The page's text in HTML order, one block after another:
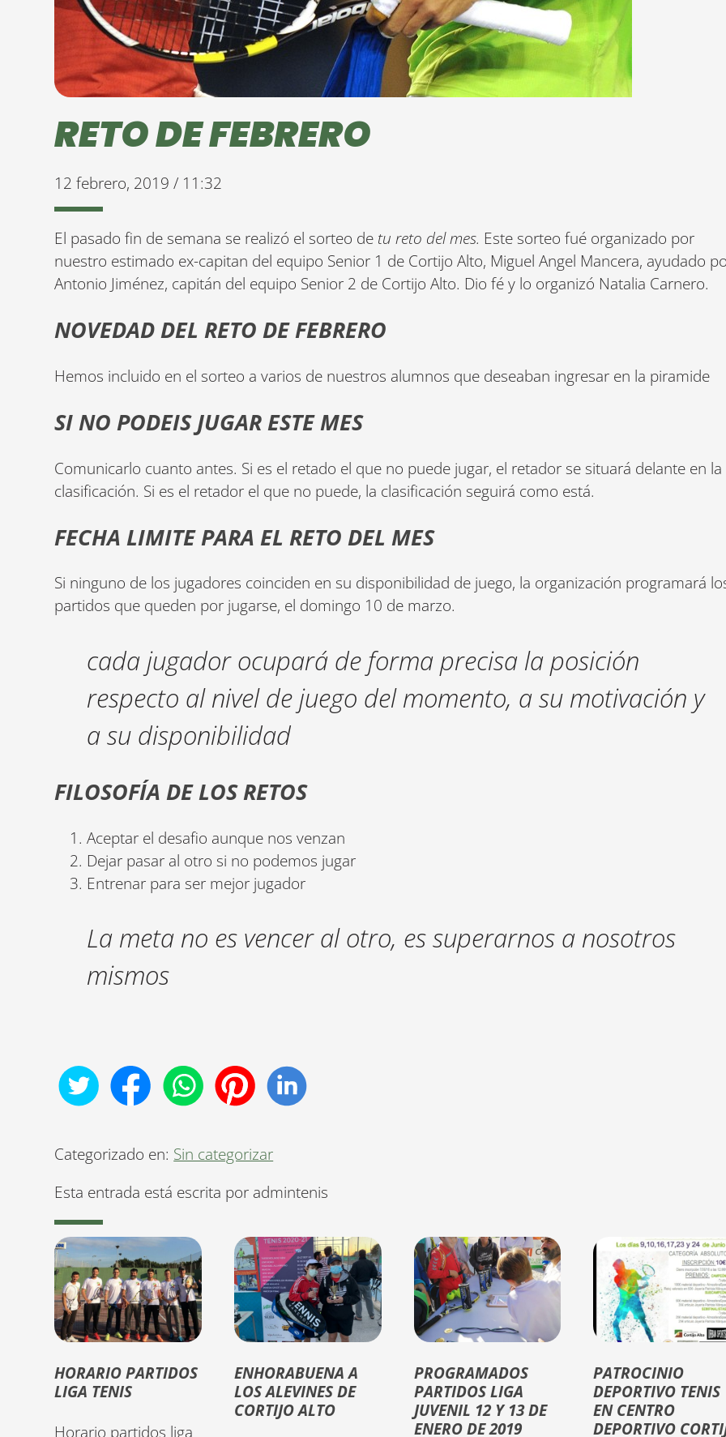
RETO DE FEBRERO
12 febrero, 2019 / 11:32
El pasado fin de semana se realizó el sorteo de tu reto del mes. Este sorteo fué organizado por
nuestro estimado ex-capitan del equipo Senior 1 de Cortijo Alto, Miguel Angel Mancera, ayudado
Antonio Jiménez, capitán del equipo Senior 2 de Cortijo Alto. Dio fé y lo organizó Natalia Carnero.
NOVEDAD DEL RETO DE FEBRERO
Hemos incluido en el sorteo a varios de nuestros alumnos que deseaban ingresar en la piramide
SI NO PODEIS JUGAR ESTE MES
Comunicarlo cuanto antes. Si es el retado el que no puede jugar, el retador se situará delante en la
clasificación. Si es el retador el que no puede, la clasificación seguirá como está.
FECHA LIMITE PARA EL RETO DEL MES
Si ninguno de los jugadores coinciden en su disponibilidad de juego, la organización programará
partidos que queden por jugarse, el domingo 10 de marzo.
cada jugador ocupará de forma precisa la posición
respecto al nivel de juego del momento, a su motivación y
a su disponibilidad
FILOSOFÍA DE LOS RETOS
Aceptar el desafio aunque nos venzan
Dejar pasar al otro si no podemos jugar
Entrenar para ser mejor jugador
La meta no es vencer al otro, es superarnos a nosotros
mismos
Categorizado en: Sin categorizar
Esta entrada está escrita por admintenis
HORARIO PARTIDOS
LIGA TENIS
Horario partidos liga
ENHORABUENA A
LOS ALEVINES DE
CORTIJO ALTO
PROGRAMADOS
PARTIDOS LIGA
JUVENIL 12 Y 13 DE
ENERO DE 2019
PATROCINIO
DEPORTIVO TENIS
EN CENTRO
DEPORTIVO